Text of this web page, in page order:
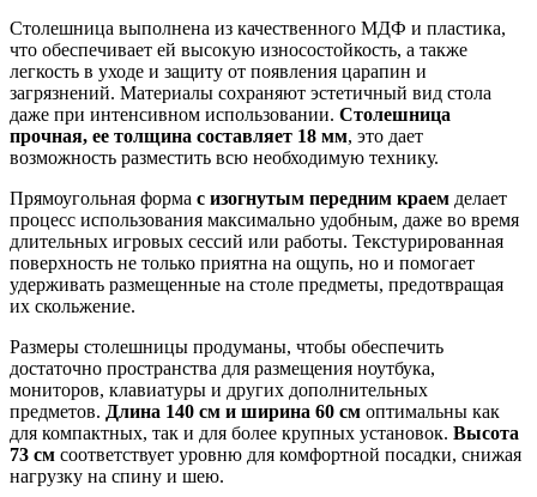
Столешница выполнена из качественного МДФ и пластика,
что обеспечивает ей высокую износостойкость, а также
легкость в уходе и защиту от появления царапин и
загрязнений. Материалы сохраняют эстетичный вид стола
даже при интенсивном использовании. Столешница
прочная, ее толщина составляет 18 мм, это дает
возможность разместить всю необходимую технику.
Прямоугольная форма с изогнутым передним краем делает
процесс использования максимально удобным, даже во время
длительных игровых сессий или работы. Текстурированная
поверхность не только приятна на ощупь, но и помогает
удерживать размещенные на столе предметы, предотвращая
их скольжение.
Размеры столешницы продуманы, чтобы обеспечить
достаточно пространства для размещения ноутбука,
мониторов, клавиатуры и других дополнительных
предметов. Длина 140 см и ширина 60 см оптимальны как
для компактных, так и для более крупных установок. Высота
73 см соответствует уровню для комфортной посадки, снижая
нагрузку на спину и шею.